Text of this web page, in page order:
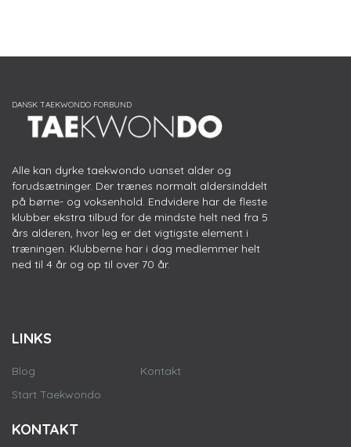
Alle kan dyrke taekwondo uanset alder og
forudsætninger. Der trænes normalt aldersinddelt
på børne- og voksenhold. Endvidere har de fleste
klubber ekstra tilbud for de mindste helt ned fra 5
års alderen, hvor leg er det vigtigste element i
træningen. Klubberne har i dag medlemmer helt
ned til 4 år og op til over 70 år.
LINKS
Blog
Start Taekwondo
Kontakt
KONTAKT